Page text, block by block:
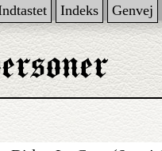
Indeks Genvej